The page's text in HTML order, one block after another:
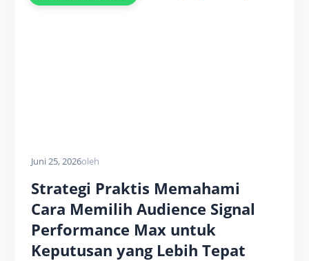
Juni 25, 2026oleh
Strategi Praktis Memahami
Cara Memilih Audience Signal
Performance Max untuk
Keputusan yang Lebih Tepat